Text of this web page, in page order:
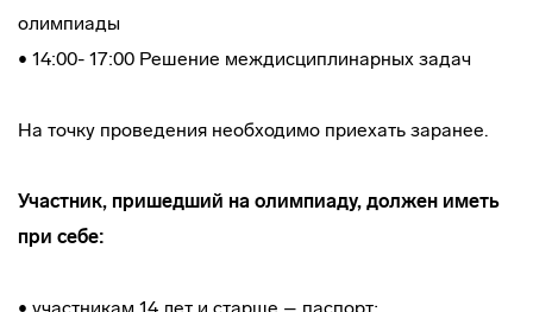
олимпиады
• 14:00- 17:00 Решение междисциплинарных задач
На точку проведения необходимо приехать заранее.
Участник, пришедший на олимпиаду, должен иметь
при себе: